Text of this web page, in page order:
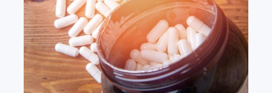
w kontrolowany sposób.